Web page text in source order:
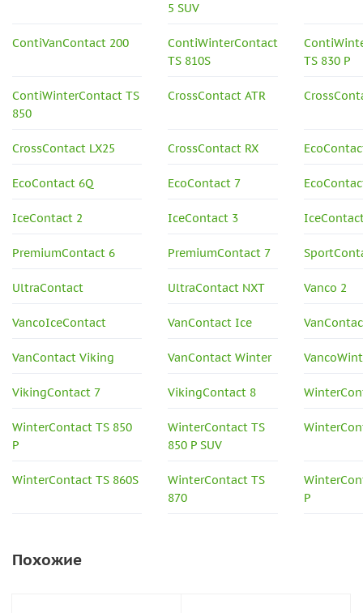
5 SUV
ContiVanContact 200
ContiWinterContact
TS 810S
TS 830 P
ContiWinterContact TS
850
CrossContact ATR
CrossContact LX25 CrossContact RX
EcoContact 6Q EcoContact 7
IceContact 2 IceContact 3
PremiumContact 6 PremiumContact 7
UltraContact UltraContact NXT Vanco 2
VancoIceContact VanContact Ice
VanContact Viking VanContact Winter
VikingContact 7 VikingContact 8
WinterContact TS 850
P
WinterContact TS
850 P SUV
WinterContact TS 860S
WinterContact TS
870
P
Похожие